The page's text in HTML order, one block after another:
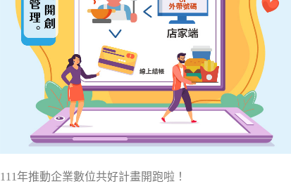
111年推動企業數位共好計畫開跑啦！